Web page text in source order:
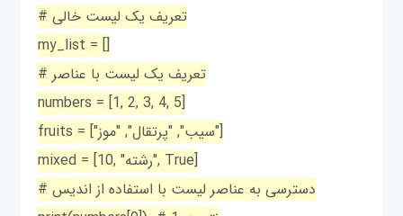
# تعریف یک لیست خالی
my_list = []
# تعریف یک لیست با عناصر
numbers = [1, 2, 3, 4, 5]
fruits = ["سیب", "پرتقال", "موز"]
mixed = [10, "رشته", True]
# دسترسی به عناصر لیست با استفاده از اندیس